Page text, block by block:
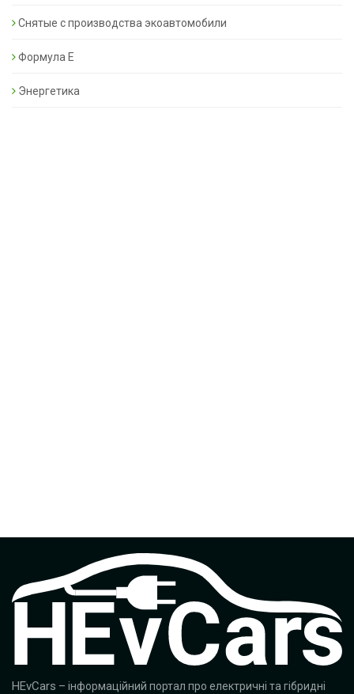
Снятые с производства экоавтомобили
Формула Е
Энергетика
HEvCars – інформаційний портал про електричні та гібридні